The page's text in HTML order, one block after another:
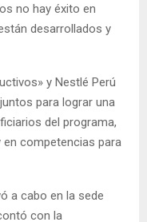
no hay éxito en
desarrollados y
y Nestlé Perú
para lograr una
del programa,
competencias para
a cabo en la sede
con la